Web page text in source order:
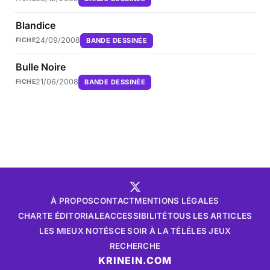
Blandice
FICHE24/09/2008 BANDE DESSINÉE
Bulle Noire
FICHE21/06/2008 BANDE DESSINÉE
À PROPOSCONTACTMENTIONS LÉGALES
CHARTE ÉDITORIALEACCESSIBILITÉTOUS LES ARTICLES
LES MIEUX NOTÉSCE SOIR À LA TÉLÉLES JEUX
RECHERCHE
KRINEIN.COM